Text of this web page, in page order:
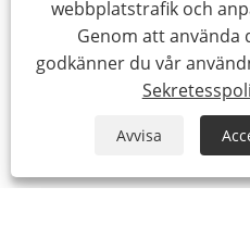
webbplatstrafik och
Genom att använda
godkänner du vår
Avvisa